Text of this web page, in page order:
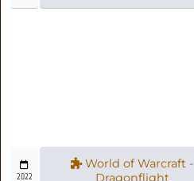
2022
World of Warcraft -
Dragonflight